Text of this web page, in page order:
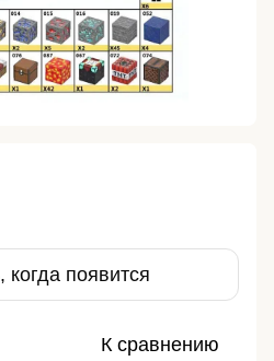
появится
К сравнению